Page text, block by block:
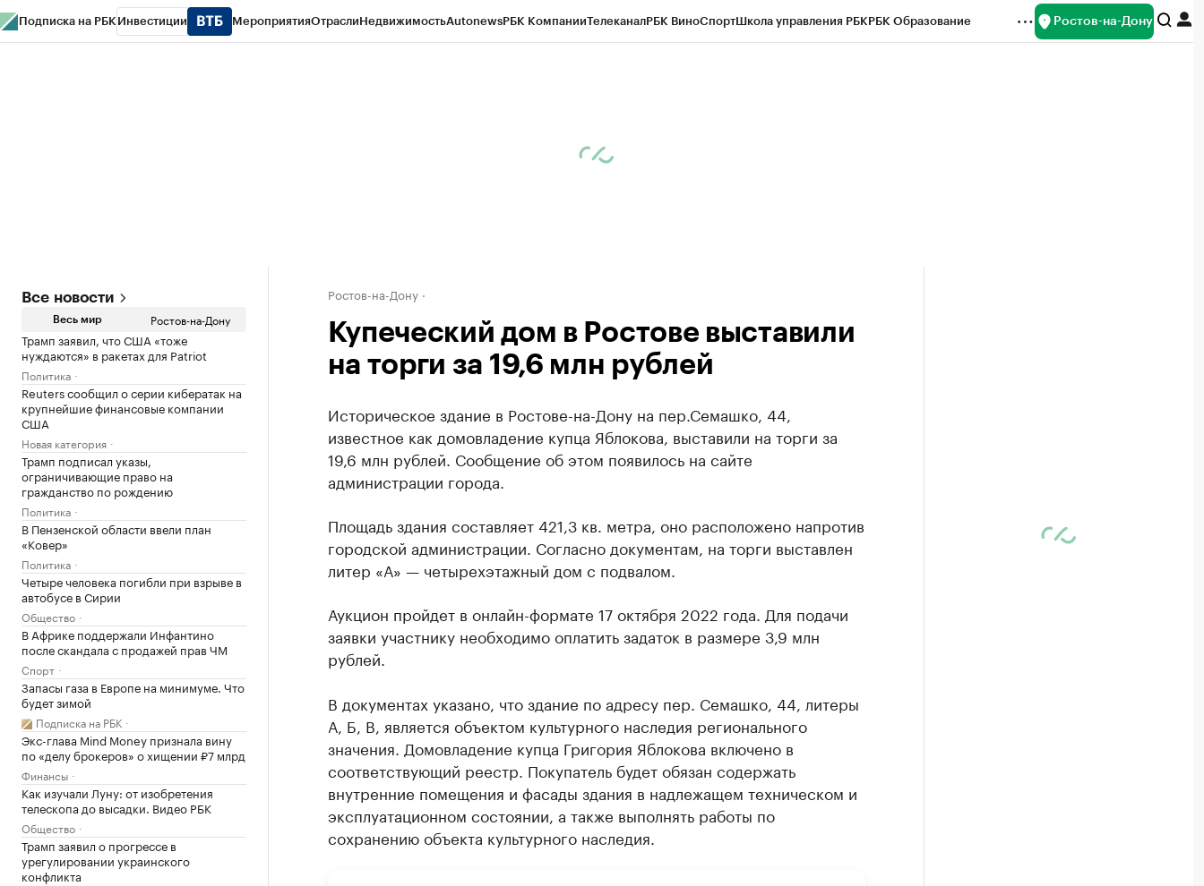
Подписка на РБК Инвестиции МероприятияОтраслиНедвижимостьAutonewsРБК КомпанииТелеканалРБК ВиноСпортШкола управления РБКРБК Образование Ростов-на-Дону
Все новости
Весь мир Ростов-на-Дону
Трамп заявил, что США «тоже
нуждаются» в ракетах для Patriot
Политика
Reuters сообщил о серии кибератак на
крупнейшие финансовые компании
США
Новая категория
Трамп подписал указы,
ограничивающие право на
гражданство по рождению
Политика
В Пензенской области ввели план
«Ковер»
Политика
Четыре человека погибли при взрыве в
автобусе в Сирии
Общество
В Африке поддержали Инфантино
после скандала с продажей прав ЧМ
Спорт
Запасы газа в Европе на минимуме. Что
будет зимой
Подписка на РБК
Экс-глава Mind Money признала вину
по «делу брокеров» о хищении ₽7 млрд
Финансы
Как изучали Луну: от изобретения
телескопа до высадки. Видео РБК
Общество
Трамп заявил о прогрессе в
урегулировании украинского
конфликта
Ростов-на-Дону
Купеческий дом в Ростове выставили
на торги за 19,6 млн рублей
Историческое здание в Ростове-на-Дону на пер.Семашко, 44,
известное как домовладение купца Яблокова, выставили на торги за
19,6 млн рублей. Сообщение об этом появилось на сайте
администрации города.
Площадь здания составляет 421,3 кв. метра, оно расположено напротив
городской администрации. Согласно документам, на торги выставлен
литер «А» — четырехэтажный дом с подвалом.
Аукцион пройдет в онлайн-формате 17 октября 2022 года. Для подачи
заявки участнику необходимо оплатить задаток в размере 3,9 млн
рублей.
В документах указано, что здание по адресу пер. Семашко, 44, литеры
А, Б, В, является объектом культурного наследия регионального
значения. Домовладение купца Григория Яблокова включено в
соответствующий реестр. Покупатель будет обязан содержать
внутренние помещения и фасады здания в надлежащем техническом и
эксплуатационном состоянии, а также выполнять работы по
сохранению объекта культурного наследия.